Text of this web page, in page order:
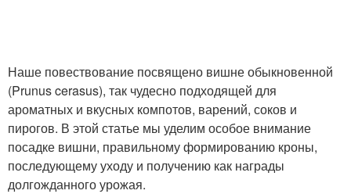
Наше повествование посвящено вишне обыкновенной
(Prunus cerasus), так чудесно подходящей для
ароматных и вкусных компотов, варений, соков и
пирогов. В этой статье мы уделим особое внимание
посадке вишни, правильному формированию кроны,
последующему уходу и получению как награды
долгожданного урожая.